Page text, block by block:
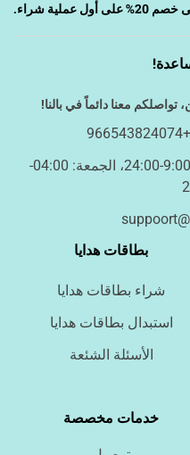
عملية شراء.
تواصلكم معنا دائماً في بالنا!
من السبت إلى الخميس: 9:00-24:00، الجمعة: 04:00-
بطاقات هدايا
شراء بطاقات هدايا
استبدال بطاقات هدايا
الأسئلة الشئعة
خدمات مخصصة